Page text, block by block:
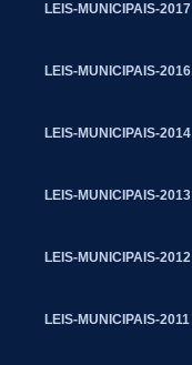
LEIS-MUNICIPAIS-2017
LEIS-MUNICIPAIS-2016
LEIS-MUNICIPAIS-2014
LEIS-MUNICIPAIS-2013
LEIS-MUNICIPAIS-2012
LEIS-MUNICIPAIS-2011